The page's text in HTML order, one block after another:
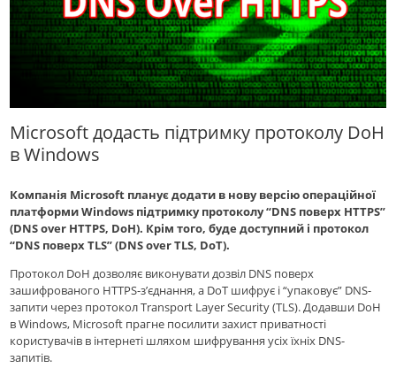
Microsoft додасть підтримку протоколу DoH
в Windows
Компанія Microsoft планує додати в нову версію операційної
платформи Windows підтримку протоколу “DNS поверх HTTPS”
(DNS over HTTPS, DoH). Крім того, буде доступний і протокол
“DNS поверх TLS” (DNS over TLS, DoT).
Протокол DoH дозволяє виконувати дозвіл DNS поверх
зашифрованого HTTPS-з’єднання, а DoT шифрує і “упаковує” DNS-
запити через протокол Transport Layer Security (TLS). Додавши DoH
в Windows, Microsoft прагне посилити захист приватності
користувачів в інтернеті шляхом шифрування усіх їхніх DNS-
запитів.